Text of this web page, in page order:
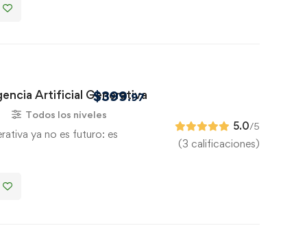
Artificial Generativa
Todos los niveles
ya no es futuro: es
$399.97
5.0/5
(3 calificaciones)